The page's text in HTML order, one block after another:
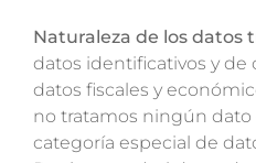
Naturaleza de los datos
datos identificativos y de
datos fiscales y
no tratamos ningún dato
categoría especial de